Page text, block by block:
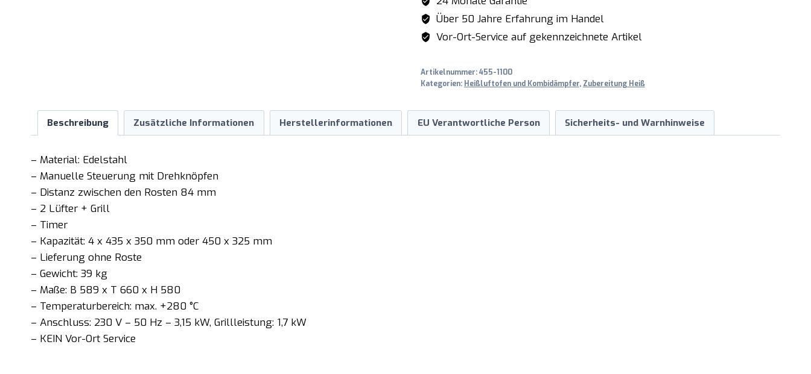
EKO
595
Menge
Über 50 Jahre Erfahrung im Handel
Vor-Ort-Service auf gekennzeichnete Artikel
Artikelnummer:455-1100
Kategorien: Heißluftofen und Kombidämpfer, Zubereitung Heiß
Beschreibung Zusätzliche Informationen Herstellerinformationen EU Verantwortliche Person Sicherheits- und Warnhinweise
– Material: Edelstahl
– Manuelle Steuerung mit Drehknöpfen
– Distanz zwischen den Rosten 84 mm
– 2 Lüfter + Grill
– Timer
– Kapazität: 4 x 435 x 350 mm oder 450 x 325 mm
– Lieferung ohne Roste
– Gewicht: 39 kg
– Maße: B 589 x T 660 x H 580
– Temperaturbereich: max. +280 °C
– Anschluss: 230 V – 50 Hz – 3,15 kW, Grillleistung: 1,7 kW
– KEIN Vor-Ort Service